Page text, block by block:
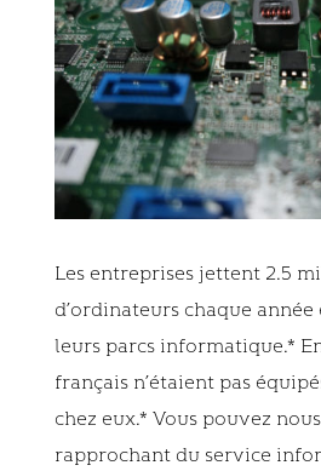
Les entreprises jettent 2.5
d’ordinateurs chaque
leurs parcs informatique.* En
français n’étaient pas
chez eux.* Vous pouvez
rapprochant du service